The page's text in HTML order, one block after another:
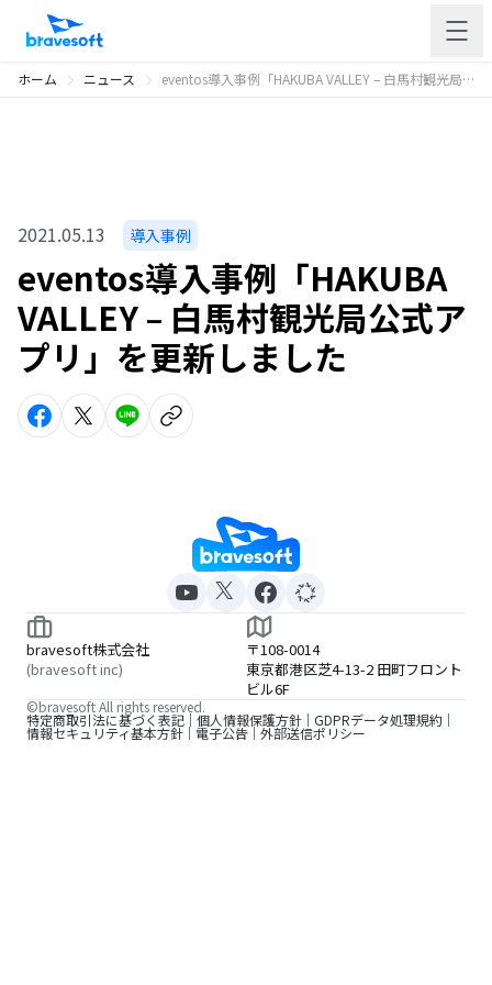
ホーム ニュース eventos導入事例「HAKUBA VALLEY – 白馬村観光局公式アプリ」を更新しました
2021.05.13 導入事例
eventos導入事例「HAKUBA
VALLEY – 白馬村観光局公式ア
プリ」を更新しました
bravesoft株式会社
(bravesoft inc)
〒108-0014
東京都港区芝4-13-2 田町フロント
ビル6F
特定商取引法に基づく表記 個人情報保護方針 GDPRデータ処理規約
情報セキュリティ基本方針 電子公告 外部送信ポリシー
©bravesoft All rights reserved.